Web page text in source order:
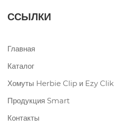
ССЫЛКИ
Главная
Каталог
Хомуты Herbie Clip и Ezy Clik
Продукция Smart
Контакты